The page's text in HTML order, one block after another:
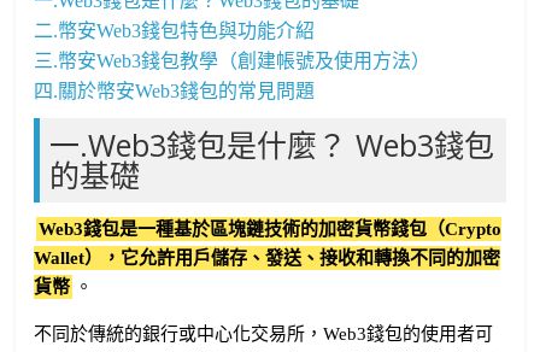
二.幣安Web3錢包特色與功能介紹
三.幣安Web3錢包教學（創建帳號及使用方法）
四.關於幣安Web3錢包的常見問題
一.Web3錢包是什麼？ Web3錢包
的基礎
Web3錢包是一種基於區塊鏈技術的加密貨幣錢包（Crypto
Wallet），它允許用戶儲存、發送、接收和轉換不同的加密
貨幣 。
不同於傳統的銀行或中心化交易所，Web3錢包的使用者可